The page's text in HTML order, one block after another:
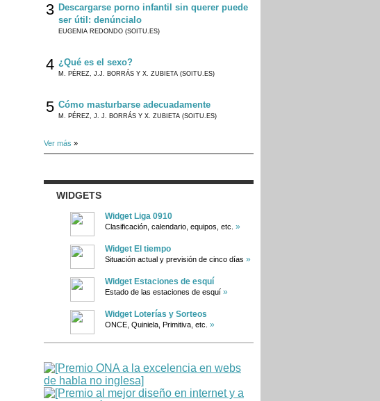
3 Descargarse porno infantil sin querer puede
ser útil: denúncialo
EUGENIA REDONDO (SOITU.ES)
4 ¿Qué es el sexo?
M. PÉREZ, J.J. BORRÁS Y X. ZUBIETA (SOITU.ES)
5 Cómo masturbarse adecuadamente
M. PÉREZ, J. J. BORRÁS Y X. ZUBIETA (SOITU.ES)
Ver más »
WIDGETS
Widget Liga 0910
Clasificación, calendario, equipos, etc. »
Widget El tiempo
Situación actual y previsión de cinco días »
Widget Estaciones de esquí
Estado de las estaciones de esquí »
Widget Loterías y Sorteos
ONCE, Quiniela, Primitiva, etc. »